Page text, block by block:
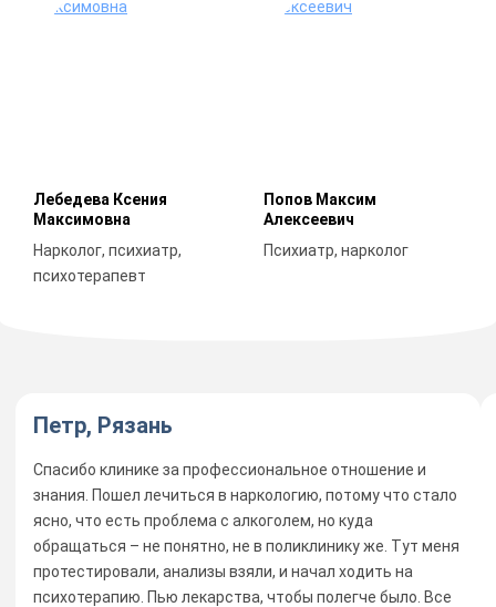
Лебедева Ксения
Максимовна
Нарколог, психиатр,
психотерапевт
Попов Максим
Алексеевич
Психиатр, нарколог
Петр, Рязань
Спасибо клинике за профессиональное отношение и
знания. Пошел лечиться в наркологию, потому что стало
ясно, что есть проблема с алкоголем, но куда
обращаться – не понятно, не в поликлинику же. Тут меня
протестировали, анализы взяли, и начал ходить на
психотерапию. Пью лекарства, чтобы полегче было. Все